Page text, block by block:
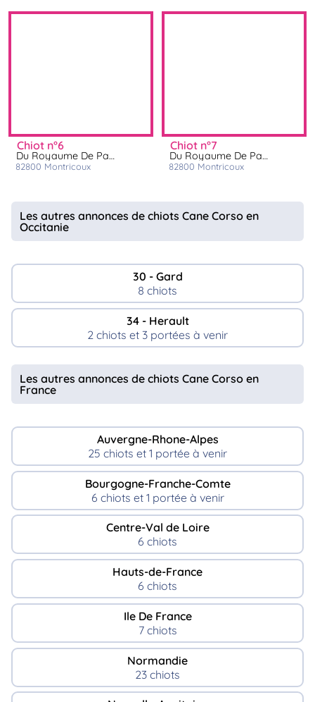
chiot n°6
Du Royaume De Pandess
82800 montricoux
chiot n°7
Du Royaume De Pandess
82800 montricoux
Les autres annonces de chiots Cane Corso en
Occitanie
30 - Gard
8 chiots
34 - Herault
2 chiots et 3 portées à venir
Les autres annonces de chiots Cane Corso en
France
Auvergne-Rhone-Alpes
25 chiots et 1 portée à venir
Bourgogne-Franche-Comte
6 chiots et 1 portée à venir
Centre-Val de Loire
6 chiots
Hauts-de-France
6 chiots
Ile De France
7 chiots
Normandie
23 chiots